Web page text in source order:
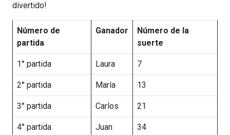
divertido!
Número de
partida
Ganador
Número de la
suerte
1° partida Laura 7
2° partida María 13
3° partida Carlos 21
4° partida Juan 34